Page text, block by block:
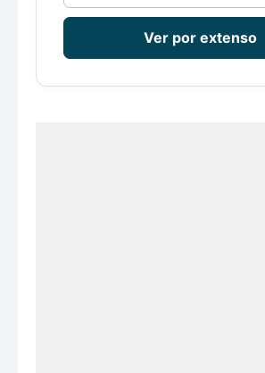
Ver por extenso